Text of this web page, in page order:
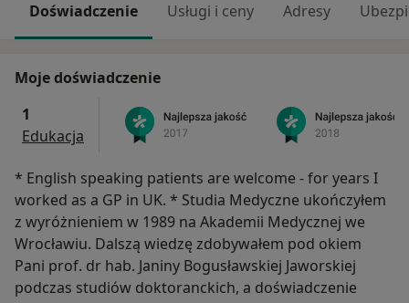
Doświadczenie Usługi i ceny Adresy
Moje doświadczenie
1
Edukacja
* English speaking patients are welcome - for years I
worked as a GP in UK. * Studia Medyczne ukończyłem
z wyróżnieniem w 1989 na Akademii Medycznej we
Wrocławiu. Dalszą wiedzę zdobywałem pod okiem
Pani prof. dr hab. Janiny Bogusławskiej Jaworskiej
podczas studiów doktoranckich, a doświadczenie